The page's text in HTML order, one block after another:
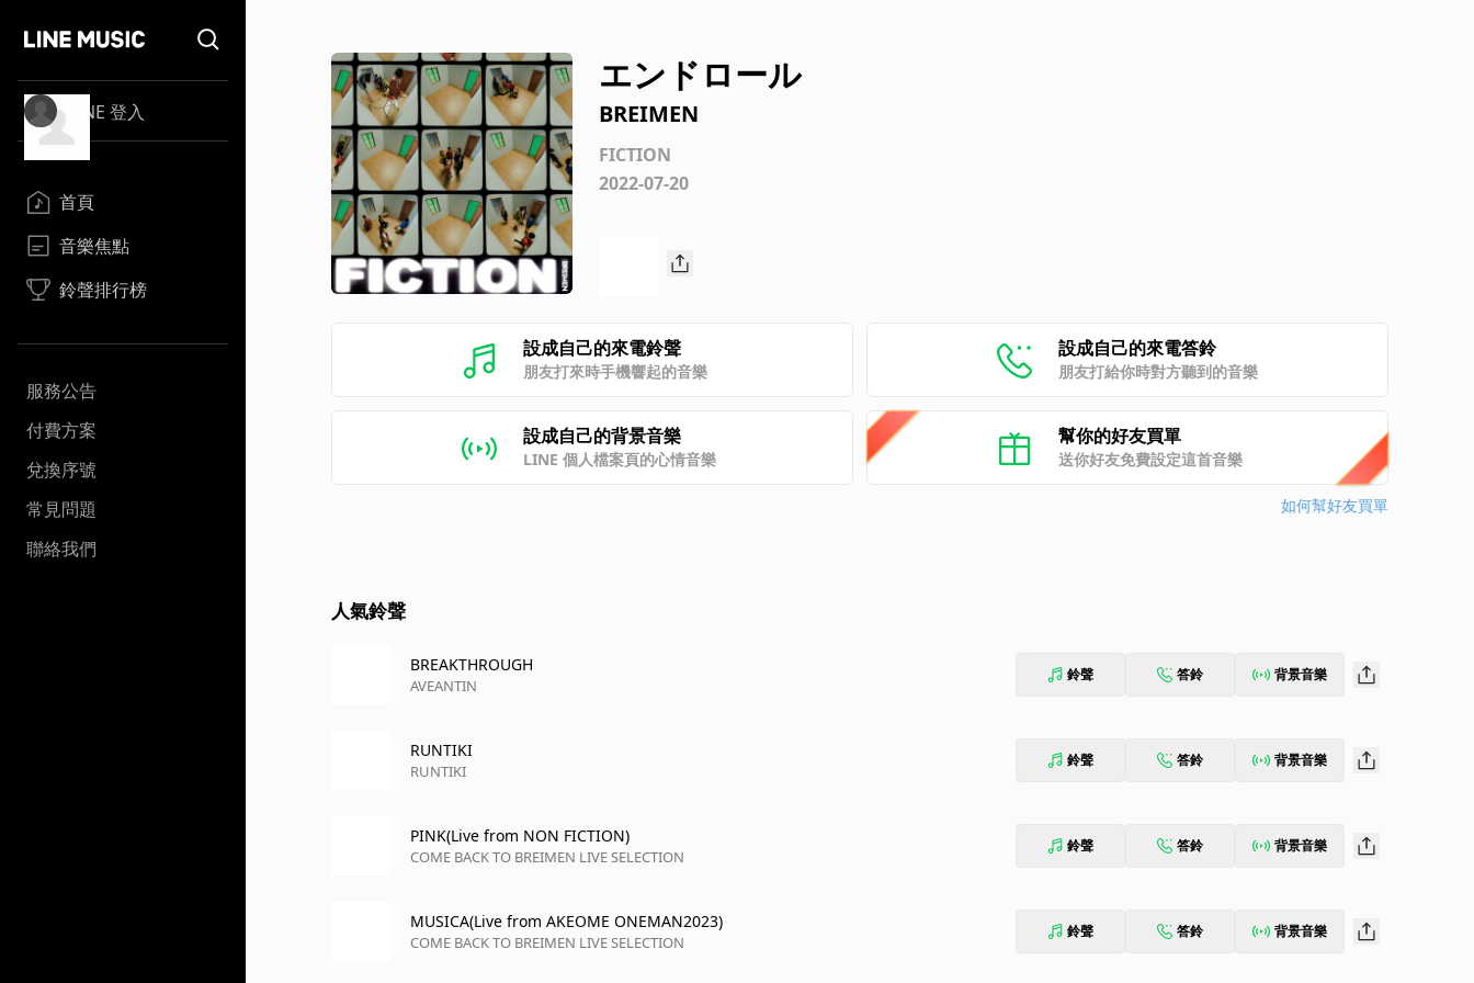
LINE 登入
首頁
音樂焦點
鈴聲排行榜
服務公告
付費方案
兌換序號
常見問題
聯絡我們
エンドロール
BREIMEN
FICTION
2022-07-20
設成自己的來電鈴聲
朋友打來時手機響起的音樂
設成自己的來電答鈴
朋友打給你時對方聽到的音樂
設成自己的背景音樂
LINE 個人檔案頁的心情音樂
幫你的好友買單
送你好友免費設定這首音樂
如何幫好友買單
人氣鈴聲
BREAKTHROUGH
AVEANTIN
鈴聲 答鈴 背景音樂
RUNTIKI
RUNTIKI
鈴聲 答鈴 背景音樂
PINK(Live from NON FICTION)
COME BACK TO BREIMEN LIVE SELECTION
鈴聲 答鈴 背景音樂
MUSICA(Live from AKEOME ONEMAN2023)
COME BACK TO BREIMEN LIVE SELECTION
鈴聲 答鈴 背景音樂